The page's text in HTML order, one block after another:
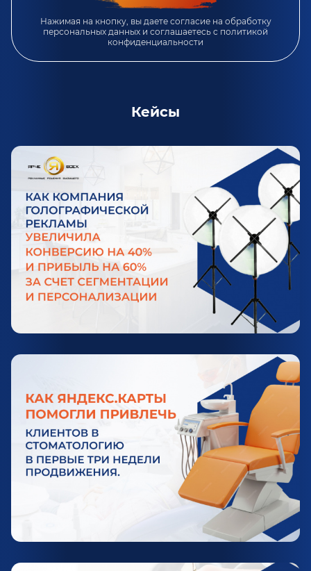
Нажимая на кнопку, вы даете согласие на обработку
персональных данных и соглашаетесь c политикой
конфиденциальности
Кейсы